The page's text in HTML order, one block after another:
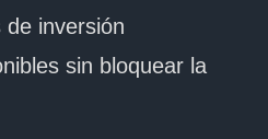
inversión
sin bloquear la